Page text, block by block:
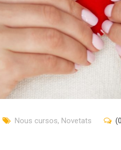
Nous cursos, Novetats